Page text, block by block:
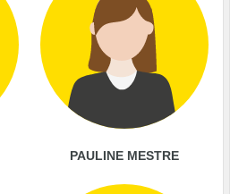
PAULINE MESTRE